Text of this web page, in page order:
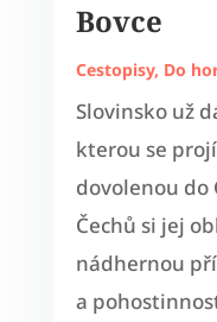
Bovce
Cestopisy, Do
Slovinsko už
kterou se
dovolenou do
Čechů si jej
nádhernou
a